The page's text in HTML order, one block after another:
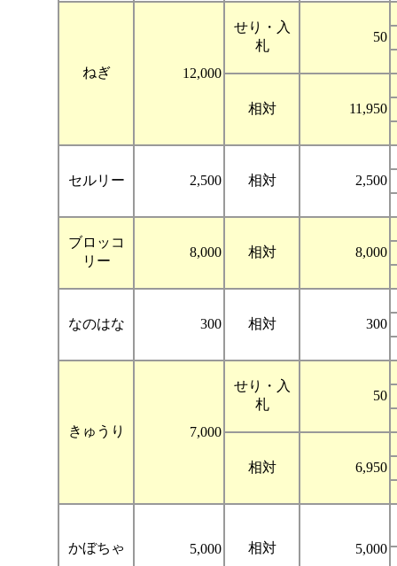
ねぎ 12,000
せり・入
札
50
相対 11,950
セルリー 2,500 相対 2,500
ブロッコ
リー
8,000 相対 8,000
なのはな 300 相対 300
きゅうり 7,000
せり・入
札
50
相対 6,950
かぼちゃ 5,000 相対 5,000